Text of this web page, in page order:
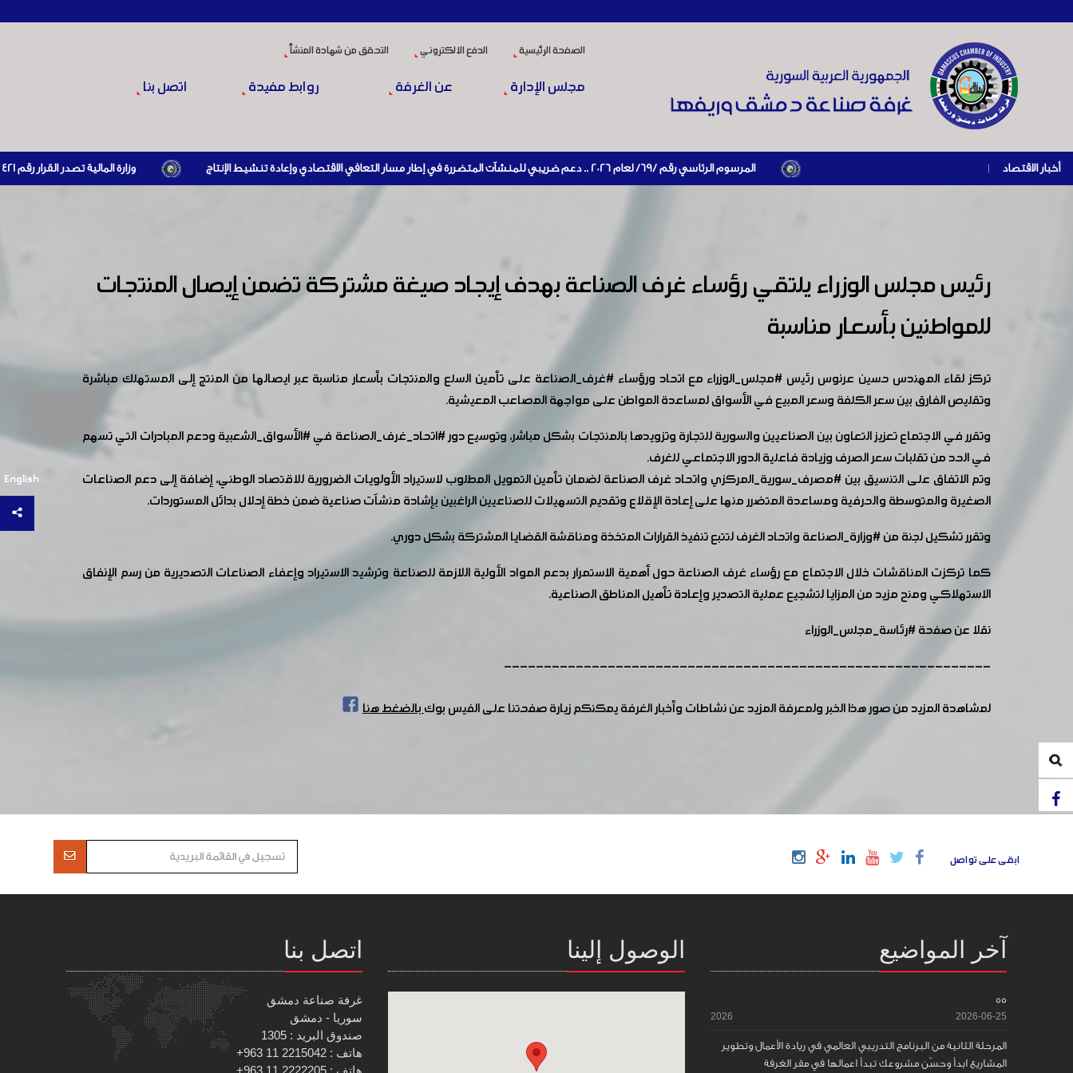
الصفحة الرئيسية الدفع الالكتروني التحقق من شهادة المنشأ
مجلس الإدارة عن الغرفة روابط مفيدة اتصل بنا
أخبار الاقتصاد | المرسوم الرئاسي رقم /69/ لعام 2026 .. دعم ضريبي للمنشآت المتضررة في إطار مسار التعافي الاقتصادي وإعادة تنشيط الإنتاج وزارة المالية تصدر القرار رقم 421 تاريخ 24/3/2026 المتضمن الزام المستوردين بإبراز براءة ذمة مالية سارية صادرة عن الهيئة العامة للضرائب والرسوم أو مديرياتها عند القيام بعمليات الاستيراد
English
رئيس مجلس الوزراء يلتقي رؤساء غرف الصناعة بهدف إيجاد صيغة مشتركة تضمن إيصال المنتجات
للمواطنين بأسعار مناسبة
تركز لقاء المهندس حسين عرنوس رئيس #مجلس_الوزراء مع اتحاد ورؤساء#غرف_الصناعة على تأمين السلع والمنتجات بأسعار مناسبة عبر ايصالها من المنتج إلى المستهلك مباشرة
وتقليص الفارق بين سعر الكلفة وسعر المبيع في الأسواق لمساعدة المواطن على مواجهة المصاعب المعيشية.
وتقرر في الاجتماع تعزيز التعاون بين الصناعيين والسورية للتجارة وتزويدها بالمنتجات بشكل مباشر، وتوسيع دور#اتحاد_غرف_الصناعة في#الأسواق_الشعبيةودعم المبادرات التي تسهم
في الحد من تقلبات سعر الصرف وزيادة فاعلية الدور الاجتماعي للغرف.
وتم الاتفاق على التنسيق بين#مصرف_سورية_المركزي واتحاد غرف الصناعة لضمان تأمين التمويل المطلوب لاستيراد الأولويات الضرورية للاقتصاد الوطني، إضافة إلى دعم الصناعات
الصغيرة والمتوسطة والحرفية ومساعدة المتضرر منها على إعادة الإقلاع وتقديم التسهيلات للصناعيين الراغبين بإشادة منشآت صناعية ضمن خطة إحلال بدائل المستوردات.
وتقرر تشكيل لجنة من#وزارة_الصناعةواتحاد الغرف لتتبع تنفيذ القرارات المتخذة ومناقشة القضايا المشتركة بشكل دوري.
كما تركزت المناقشات خلال الاجتماع مع رؤساء غرف الصناعة حول أهمية الاستمرار بدعم المواد الأولية اللازمة للصناعة وترشيد الاستيراد وإعفاء الصناعات التصديرية من رسم الإنفاق
الاستهلاكي ومنح مزيد من المزايا لتشجيع عملية التصدير وإعادة تأهيل المناطق الصناعية.
نقلا عن صفحة#رئاسة_مجلس_الوزراء
-------------------------------------------------------------
لمشاهدة المزيد من صور هذا الخبر ولمعرفة المزيد عن نشاطات وأخبار الغرفة يمكنكم زيارة صفحتنا على الفيس بوكبالضغط هنا
ابقى على تواصل
آخر المواضيع
55
2026-06-25
2026
المرحلة الثانية من البرنامج التدريبي العالمي في ريادة الأعمال وتطوير
المشاريع ابدأ وحسّن مشروعك تبدأ اعمالها في مقر الغرفة
الوصول إلينا اتصل بنا
غرفة صناعة دمشق
سوريا - دمشق
صندوق البريد : 1305
هاتف : 2215042 11 963+
هاتف : 2222205 11 963+